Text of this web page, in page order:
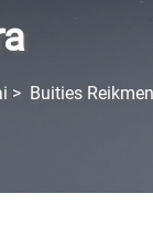
> Buities